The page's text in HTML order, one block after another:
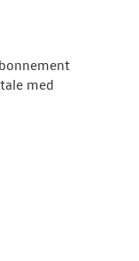
med